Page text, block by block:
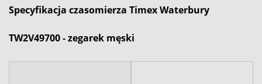
Specyfikacja czasomierza Timex Waterbury
TW2V49700 - zegarek męski